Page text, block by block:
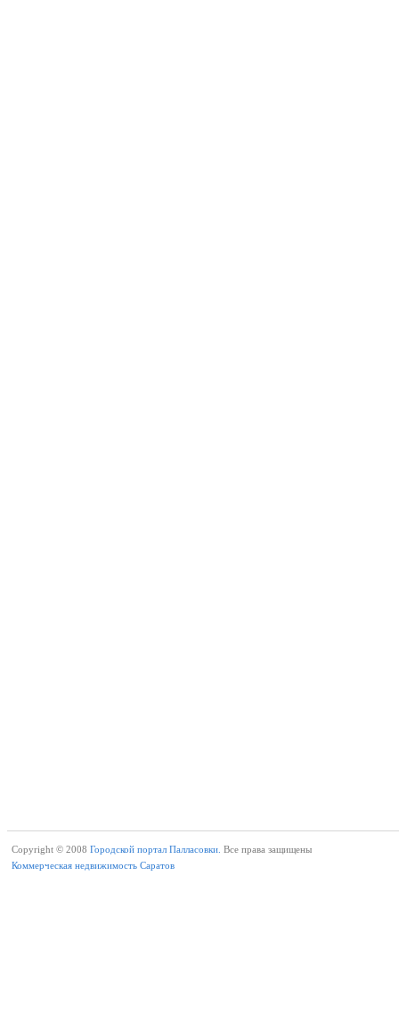
Copyright © 2008 Городской портал Палласовки. Все права защищены
Коммерческая недвижимость Саратов